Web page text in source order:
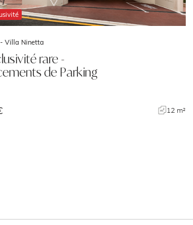
-Villa Ninetta
rare -
de Parking
12 m²